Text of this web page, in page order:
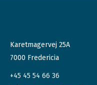
Karetmagervej 25A
7000 Fredericia
+45 45 54 66 36